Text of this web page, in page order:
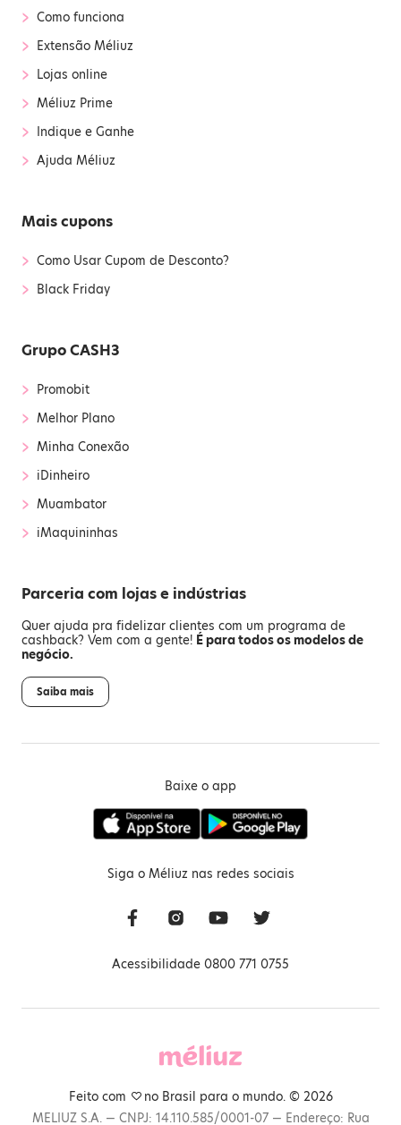
› Como funciona
› Extensão Méliuz
› Lojas online
› Méliuz Prime
› Indique e Ganhe
› Ajuda Méliuz
Mais cupons
› Como Usar Cupom de Desconto?
› Black Friday
Grupo CASH3
› Promobit
› Melhor Plano
› Minha Conexão
› iDinheiro
› Muambator
› iMaquininhas
Parceria com lojas e indústrias
Quer ajuda pra fidelizar clientes com um programa de
cashback? Vem com a gente! É para todos os modelos de
negócio.
Saiba mais
Baixe o app
Siga o Méliuz nas redes sociais
Acessibilidade 0800 771 0755
Feito com
no Brasil para o mundo. © 2026
MELIUZ S.A. — CNPJ: 14.110.585/0001-07 — Endereço: Rua